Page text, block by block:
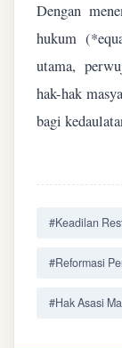
Dengan
hukum
utama,
hak-hak
bagi
#Keadilan
#Reformasi
#Hak Asasi